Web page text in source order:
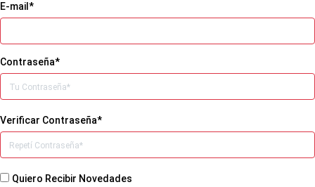
E-mail*
Contraseña*
Verificar Contraseña*
Quiero Recibir Novedades